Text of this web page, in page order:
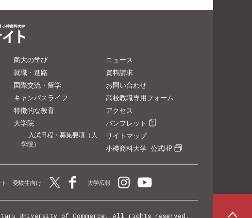
商大の学び
就職・進路
国際交流・留学
キャンパスライフ
特徴的な教育
大学院
入試日程・募集要項（大
学院）
ニュース
資料請求
お問い合わせ
高校教職専用フォーム
アクセス
パンフレット
サイトマップ
小樽商科大学 公式HP
ト 受験生向け 大学広報
University of Commerce. All rights reserved.